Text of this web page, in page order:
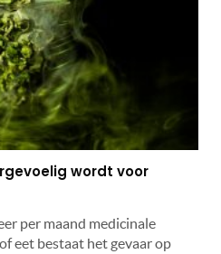
wordt voor
per maand medicinale
eet bestaat het gevaar op